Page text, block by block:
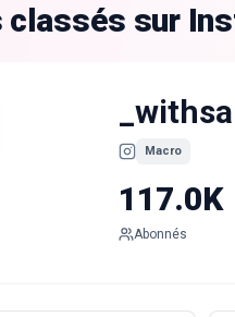
classés sur
Macro
117.0K
Abonnés